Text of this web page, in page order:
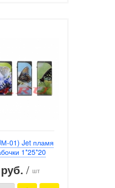
01) Jet пламя
1*25*20
руб. / шт